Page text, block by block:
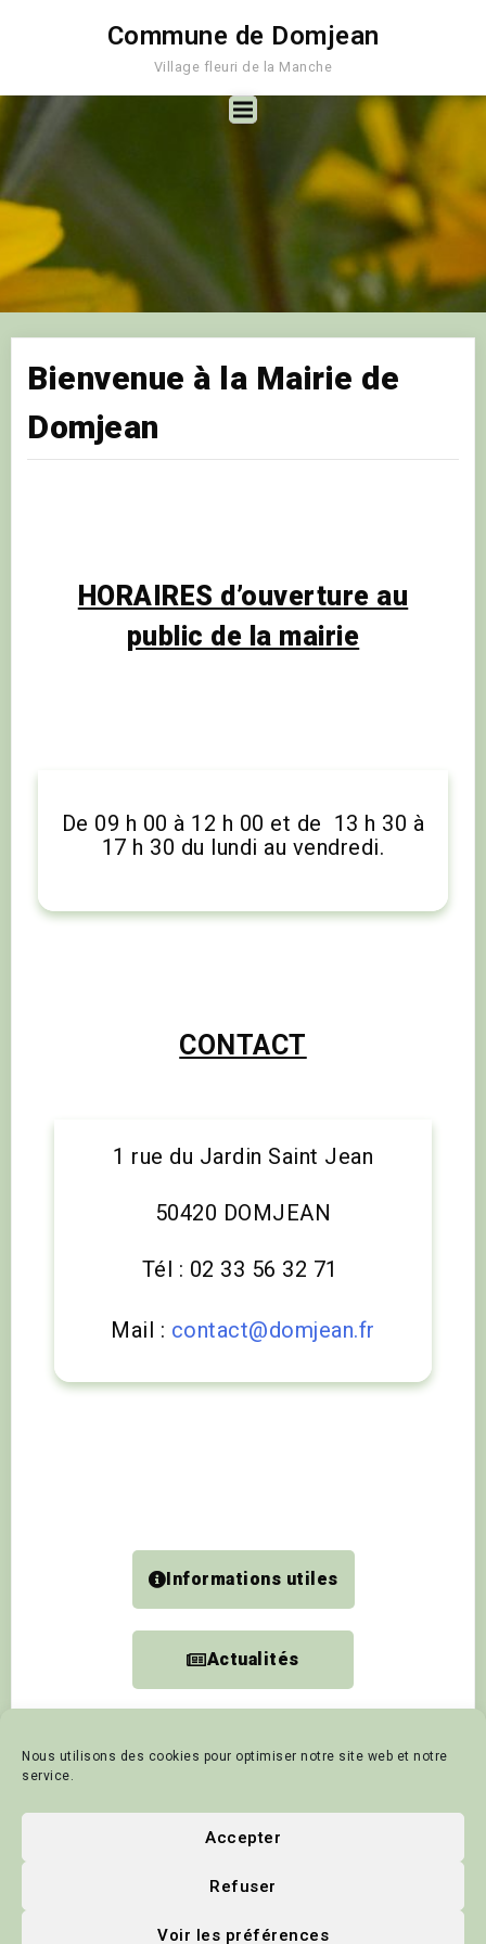
Nous utilisons des cookies pour optimiser notre site web et notre
service.
Accepter
Refuser
Voir les préférences
Commune de Domjean
Village fleuri de la Manche
Bienvenue à la Mairie de
Domjean
HORAIRES d’ouverture au
public de la mairie
De 09 h 00 à 12 h 00 et de 13 h 30 à
17 h 30 du lundi au vendredi.
CONTACT
1 rue du Jardin Saint Jean
50420 DOMJEAN
Tél : 02 33 56 32 71
Mail : contact@domjean.fr
Informations utiles
Actualités
Accueil
Tourisme et animation Contact Politique de cookies
Mentions Légales
Site Web créé parApie-Secretary